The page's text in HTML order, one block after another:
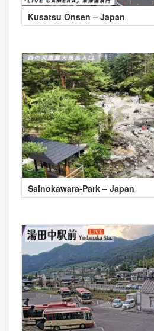
Kusatsu Onsen – Japan
Sainokawara-Park – Japan